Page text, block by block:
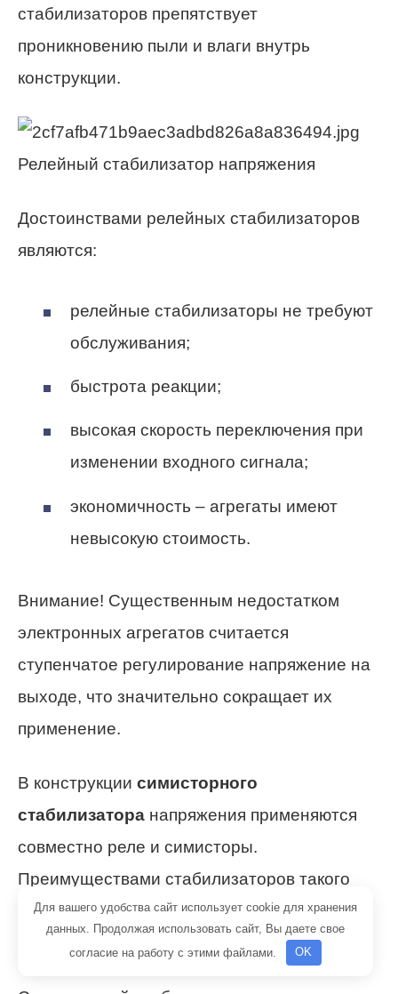
стабилизаторов препятствует
проникновению пыли и влаги внутрь
конструкции.
Релейный стабилизатор напряжения
Достоинствами релейных стабилизаторов
являются:
релейные стабилизаторы не требуют
обслуживания;
быстрота реакции;
высокая скорость переключения при
изменении входного сигнала;
экономичность – агрегаты имеют
невысокую стоимость.
Внимание! Существенным недостатком
электронных агрегатов считается
ступенчатое регулирование напряжение на
выходе, что значительно сокращает их
применение.
В конструкции симисторного
стабилизатора напряжения применяются
совместно реле и симисторы.
Преимуществами стабилизаторов такого
вида являются:
Для вашего удобства сайт использует cookie для хранения
данных. Продолжая использовать сайт, Вы даете свое
согласие на работу с этими файлами.
OK